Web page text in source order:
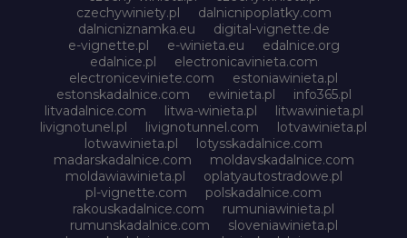
czechywiniety.pl
dalnicnipoplatky.com
dalnicniznamka.eu
digital-vignette.de
e-vignette.pl
e-winieta.eu
edalnice.org
edalnice.pl
electronicavinieta.com
electroniceviniete.com
estoniawinieta.pl
estonskadalnice.com
ewinieta.pl
info365.pl
litvadalnice.com
litwa-winieta.pl
litwawinieta.pl
livignotunel.pl
livignotunnel.com
lotvawinieta.pl
lotwawinieta.pl
lotysskadalnice.com
madarskadalnice.com
moldavskadalnice.com
moldawiawinieta.pl
oplatyautostradowe.pl
pl-vignette.com
polskadalnice.com
rakouskadalnice.com
rumuniawinieta.pl
rumunskadalnice.com
sloveniawinieta.pl